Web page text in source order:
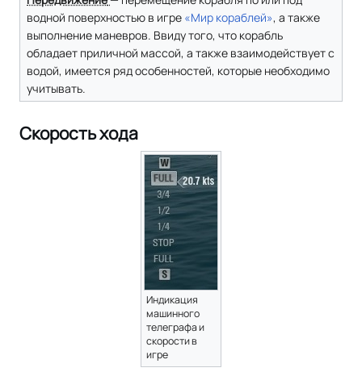
водной поверхностью в игре «Мир кораблей», а также
выполнение маневров. Ввиду того, что корабль
обладает приличной массой, а также взаимодействует с
водой, имеется ряд особенностей, которые необходимо
учитывать.
Скорость хода
Индикация
машинного
телеграфа и
скорости в
игре